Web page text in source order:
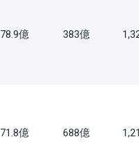
78.9億 383億
71.8億 688億